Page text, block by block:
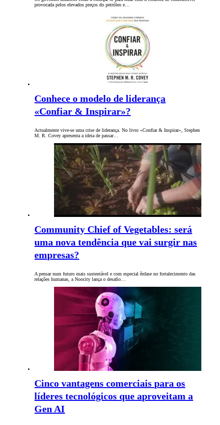
provocada pelos elevados preços do petróleo e…
Conhece o modelo de liderança
«Confiar & Inspirar»?
Actualmente vive-se uma crise de liderança. No livro «Confiar & Inspirar», Stephen
M. R. Covey apresenta a ideia de passar…
Community Chief of Vegetables: será
uma nova tendência que vai surgir nas
empresas?
A pensar num futuro mais sustentável e com especial ênfase no fortalecimento das
relações humanas, a Noocity lança o desafio…
Cinco vantagens comerciais para os
líderes tecnológicos que aproveitam a
Gen AI